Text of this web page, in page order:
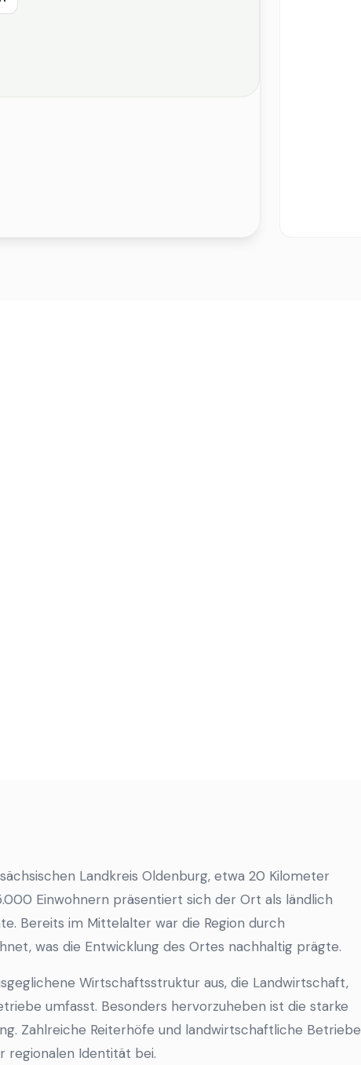
Landkreis Oldenburg, etwa 20 Kilometer
Einwohnern präsentiert sich der Ort als ländlich
Bereits im Mittelalter war die Region durch
was die Entwicklung des Ortes nachhaltig prägte.
Wirtschaftsstruktur aus, die Landwirtschaft,
umfasst. Besonders hervorzuheben ist die starke
Zahlreiche Reiterhöfe und landwirtschaftliche Betriebe
regionalen Identität bei.